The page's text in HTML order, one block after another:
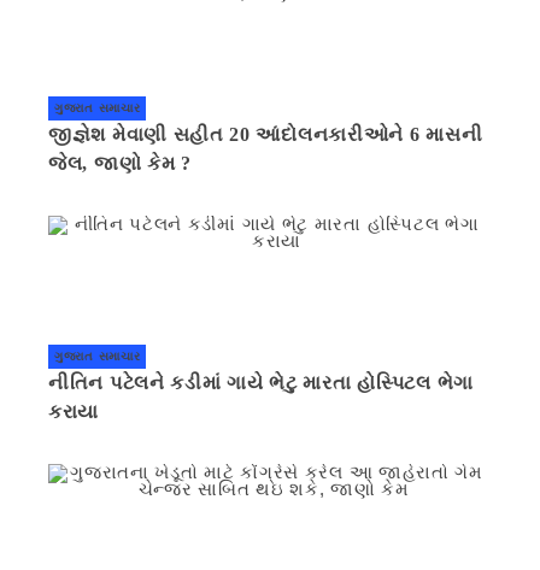
ગુજરાત સમાચાર
જીજ્ઞેશ મેવાણી સહીત 20 આંદોલનકારીઓને 6 માસની
જેલ, જાણો કેમ ?
ગુજરાત સમાચાર
નીતિન પટેલને કડીમાં ગાયે ભેટુ મારતા હોસ્પિટલ ભેગા
કરાયા